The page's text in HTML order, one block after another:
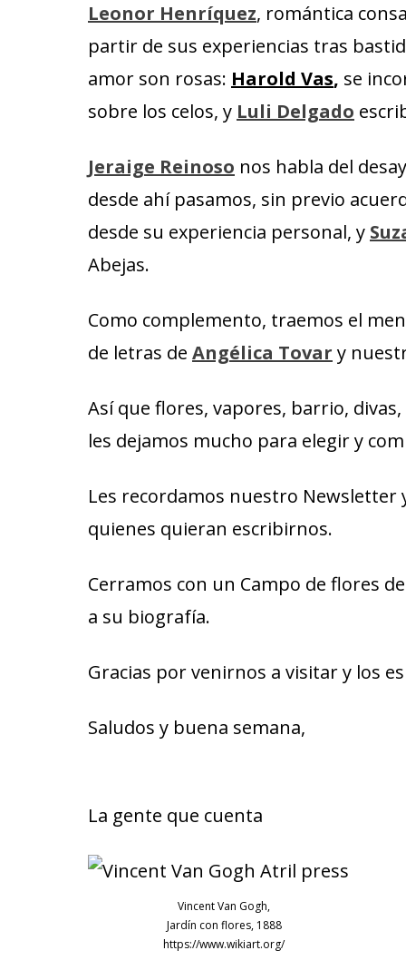
Leonor Henríquez, romántica
partir de sus experiencias tras
amor son rosas: Harold Vas, se
sobre los celos, y Luli Delgado
Jeraige Reinoso nos habla del
desde ahí pasamos, sin previo
desde su experiencia personal, y
Abejas.
Como complemento, traemos el
de letras de Angélica Tovar y
Así que flores, vapores, barrio,
les dejamos mucho para elegir y
Les recordamos nuestro Newsletter
quienes quieran escribirnos.
Cerramos con un Campo de flores
a su biografía.
Gracias por venirnos a visitar y los
Saludos y buena semana,
La gente que cuenta
Vincent Van Gogh,
Jardín con flores, 1888
https://www.wikiart.org/